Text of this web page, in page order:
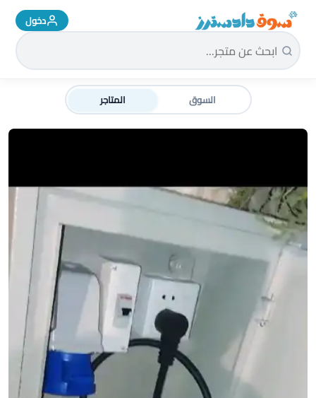
سوق دادسترز الرئيسية دخول
السوق المتاجر